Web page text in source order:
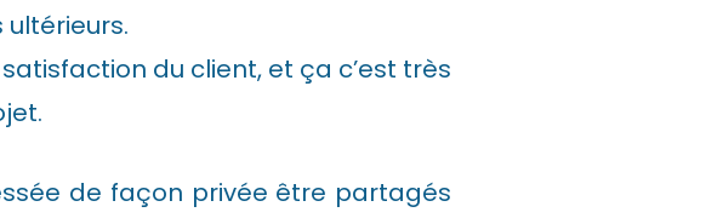
ultérieurs.
du client, et ça c’est très
de façon privée être partagés